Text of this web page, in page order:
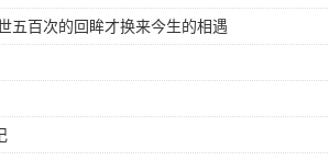
五百次的回眸才换来今生的相遇